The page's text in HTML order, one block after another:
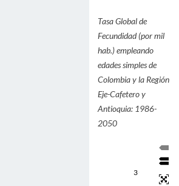
3
Tasa Global de
Fecundidad (por mil
hab.) empleando
edades simples de
Colombia y la Región
Eje-Cafetero y
Antioquia: 1986-
2050